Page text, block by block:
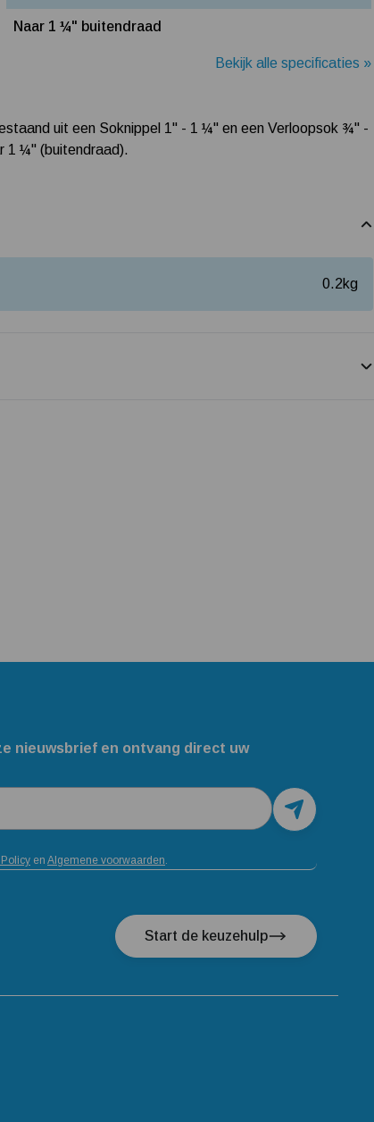
Naar 1 ¼" buitendraad
Bekijk alle specificaties »
uit een Soknippel 1" - 1 ¼" en een Verloopsok ¾" -
1 ¼" (buitendraad).
0.2kg
nieuwsbrief en ontvang direct uw
en Algemene voorwaarden.
Start de keuzehulp